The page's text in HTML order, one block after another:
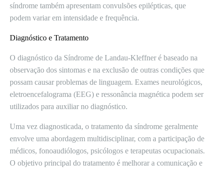
síndrome também apresentam convulsões epilépticas, que
podem variar em intensidade e frequência.
Diagnóstico e Tratamento
O diagnóstico da Síndrome de Landau-Kleffner é baseado na
observação dos sintomas e na exclusão de outras condições que
possam causar problemas de linguagem. Exames neurológicos,
eletroencefalograma (EEG) e ressonância magnética podem ser
utilizados para auxiliar no diagnóstico.
Uma vez diagnosticada, o tratamento da síndrome geralmente
envolve uma abordagem multidisciplinar, com a participação de
médicos, fonoaudiólogos, psicólogos e terapeutas ocupacionais.
O objetivo principal do tratamento é melhorar a comunicação e